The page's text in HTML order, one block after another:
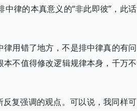
律的本真意义的“非此即彼”，此话
用错了地方，不是排中律真的有问
不值得修改逻辑规律本身，千万不
复强调的观点。可以说，我同样可